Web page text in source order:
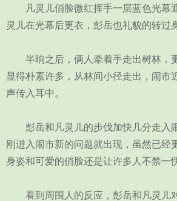
凡灵儿俏脸微红挥手一层蓝色光幕
灵儿在光幕后更衣，彭岳也礼貌的转过
半晌之后，俩人牵着手走出树林，
显得朴素许多，从林间小径走出，闹市
声传入耳中。
彭岳和凡灵儿的步伐加快几分走入
刚进入闹市新的问题就出现，虽然已经
身姿和可爱的俏脸还是让许多人不禁一
看到周围人的反应，彭岳和凡灵儿